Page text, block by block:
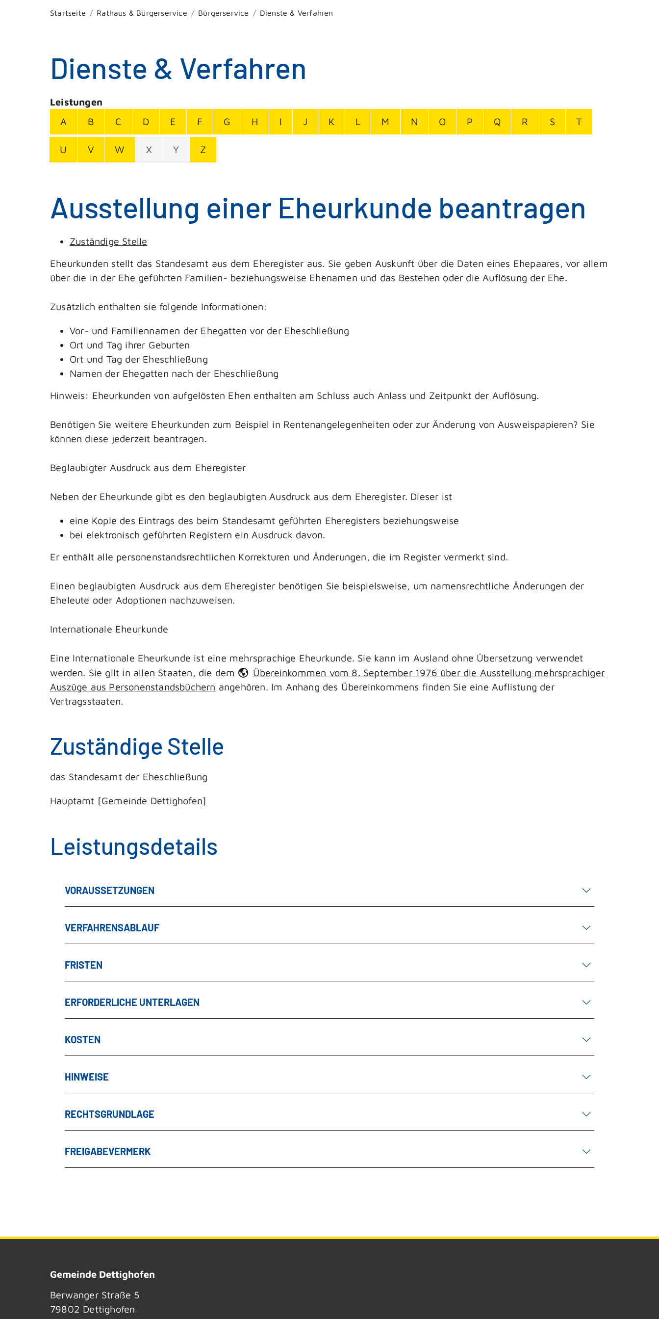
Startseite Rathaus & Bürgerservice Bürgerservice Dienste & Verfahren
Dienste & Verfahren
Leistungen
A
B C D E F G H I J K L M N O P Q R S T
U V W X Y Z
Ausstellung einer Eheurkunde beantragen
Zuständige Stelle
Eheurkunden stellt das Standesamt aus dem Eheregister aus. Sie geben Auskunft über die Daten eines Ehepaares, vor allem
über die in der Ehe geführten Familien- beziehungsweise Ehenamen und das Bestehen oder die Auflösung der Ehe.
Zusätzlich enthalten sie folgende Informationen:
Vor- und Familiennamen der Ehegatten vor der Eheschließung
Ort und Tag ihrer Geburten
Ort und Tag der Eheschließung
Namen der Ehegatten nach der Eheschließung
Hinweis: Eheurkunden von aufgelösten Ehen enthalten am Schluss auch Anlass und Zeitpunkt der Auflösung.
Benötigen Sie weitere Eheurkunden zum Beispiel in Rentenangelegenheiten oder zur Änderung von Ausweispapieren? Sie
können diese jederzeit beantragen.
Beglaubigter Ausdruck aus dem Eheregister
Neben der Eheurkunde gibt es den beglaubigten Ausdruck aus dem Eheregister. Dieser ist
eine Kopie des Eintrags des beim Standesamt geführten Eheregisters beziehungsweise
bei elektronisch geführten Registern ein Ausdruck davon.
Er enthält alle personenstandsrechtlichen Korrekturen und Änderungen, die im Register vermerkt sind.
Einen beglaubigten Ausdruck aus dem Eheregister benötigen Sie beispielsweise, um namensrechtliche Änderungen der
Eheleute oder Adoptionen nachzuweisen.
Internationale Eheurkunde
Eine Internationale Eheurkunde ist eine mehrsprachige Eheurkunde. Sie kann im Ausland ohne Übersetzung verwendet
werden. Sie gilt in allen Staaten, die dem
Übereinkommen vom 8. September 1976 über die Ausstellung mehrsprachiger
Auszüge aus Personenstandsbüchern angehören. Im Anhang des Übereinkommens finden Sie eine Auflistung der
Vertragsstaaten.
Zuständige Stelle
das Standesamt der Eheschließung
Hauptamt [Gemeinde Dettighofen]
Leistungsdetails
VORAUSSETZUNGEN
VERFAHRENSABLAUF
FRISTEN
ERFORDERLICHE UNTERLAGEN
KOSTEN
HINWEISE
RECHTSGRUNDLAGE
FREIGABEVERMERK
Gemeinde Dettighofen
Berwanger Straße 5
79802 Dettighofen